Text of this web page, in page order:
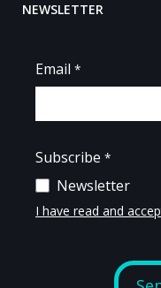
NEWSLETTER